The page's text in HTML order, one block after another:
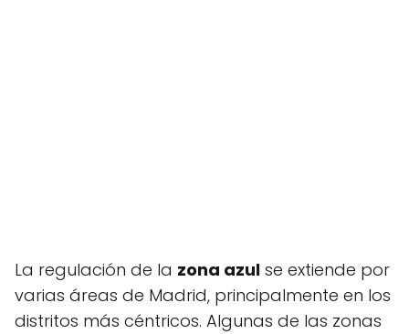
La regulación de la zona azul se extiende por
varias áreas de Madrid, principalmente en los
distritos más céntricos. Algunas de las zonas